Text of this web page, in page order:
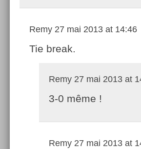
Remy 27 mai 2013 at 14:46
Tie break.
Remy 27 mai 2013 at
3-0 même !
Remy 27 mai 2013 at